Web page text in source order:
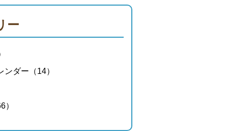
ー
ンダー（14）
）